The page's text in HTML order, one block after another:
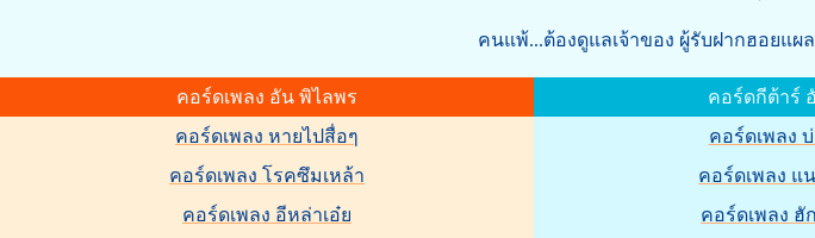
คนแพ้...ต้องดูแลเจ้าของ ผู้รับฝากฮอยแ
คอร์ดเพลง อัน พิไลพร
คอร์ดเพลง หายไปสื่อๆ
คอร์ดเพลง โรคซึมเหล้า
คอร์ดเพลง อีหล่าเอ๋ย
คอร์ดกีต้าร์
คอร์ดเพลง
คอร์ดเพลง แ
คอร์ดเพลง ฮั